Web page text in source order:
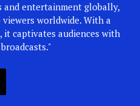
and entertainment globally,
worldwide. With a
it captivates audiences with